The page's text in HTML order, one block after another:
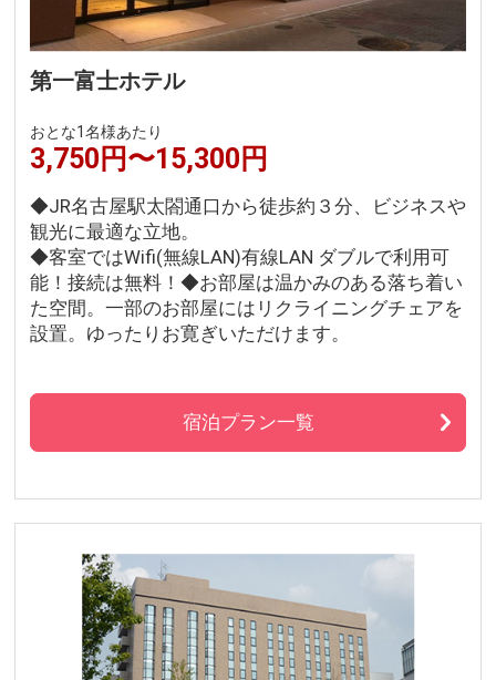
第一富士ホテル
おとな1名様あたり
3,750円〜15,300円
◆JR名古屋駅太閤通口から徒歩約３分、ビジネスや
観光に最適な立地。
◆客室ではWifi(無線LAN)有線LAN ダブルで利用可
能！接続は無料！◆お部屋は温かみのある落ち着い
た空間。一部のお部屋にはリクライニングチェアを
設置。ゆったりお寛ぎいただけます。
宿泊プラン一覧